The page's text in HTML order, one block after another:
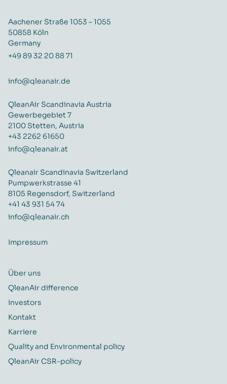
Aachener Straße 1053 – 1055
50858 Köln
Germany
+49 89 32 20 88 71
info@qleanair.de
QleanAir Scandinavia Austria
Gewerbegebiet 7
2100 Stetten, Austria
+43 2262 61650
info@qleanair.at
Qleanair Scandinavia Switzerland
Pumpwerkstrasse 41
8105 Regensdorf, Switzerland
+41 43 931 54 74
info@qleanair.ch
Impressum
Über uns
QleanAir difference
Investors
Kontakt
Karriere
Quality and Environmental policy
QleanAir CSR-policy